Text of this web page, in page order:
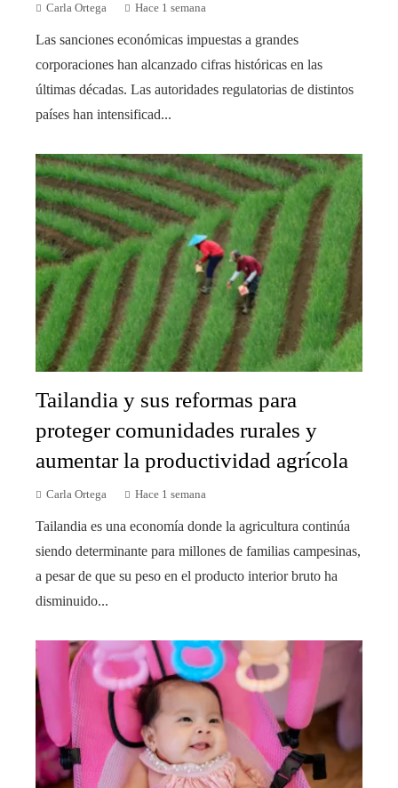
Carla Ortega Hace 1 semana
Las sanciones económicas impuestas a grandes
corporaciones han alcanzado cifras históricas en las
últimas décadas. Las autoridades regulatorias de distintos
países han intensificad...
Tailandia y sus reformas para
proteger comunidades rurales y
aumentar la productividad agrícola
Carla Ortega Hace 1 semana
Tailandia es una economía donde la agricultura continúa
siendo determinante para millones de familias campesinas,
a pesar de que su peso en el producto interior bruto ha
disminuido...